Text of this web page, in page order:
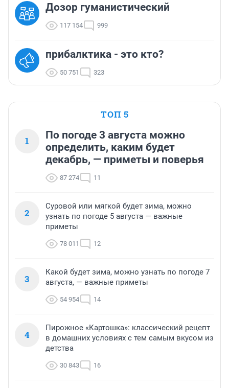
Дозор гуманистический
117 154 999
прибалктика - это кто?
50 751 323
ТОП 5
1
По погоде 3 августа можно
определить, каким будет
декабрь, — приметы и поверья
87 274 11
2
Суровой или мягкой будет зима, можно
узнать по погоде 5 августа — важные
приметы
78 011 12
3
Какой будет зима, можно узнать по погоде 7
августа, — важные приметы
54 954 14
4
Пирожное «Картошка»: классический рецепт
в домашних условиях с тем самым вкусом из
детства
30 843 16